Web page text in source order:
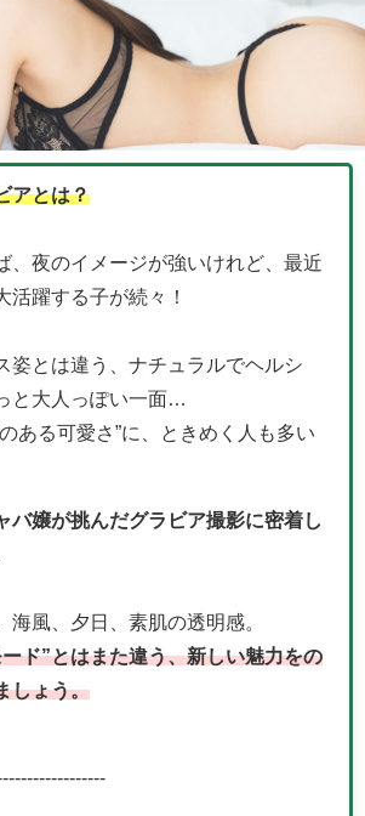
アとは？
、夜のイメージが強いけれど、最近
活躍する子が続々！
姿とは違う、ナチュラルでヘルシ
と大人っぽい一面…
ある可愛さ”に、ときめく人も多い
バ嬢が挑んだグラビア撮影に密着し
海風、夕日、素肌の透明感。
ド”とはまた違う、新しい魅力をの
しょう。